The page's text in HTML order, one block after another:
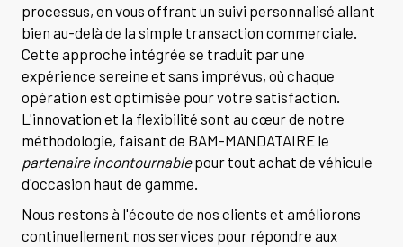
processus, en vous offrant un suivi personnalisé allant
bien au-delà de la simple transaction commerciale.
Cette approche intégrée se traduit par une
expérience sereine et sans imprévus, où chaque
opération est optimisée pour votre satisfaction.
L'innovation et la flexibilité sont au cœur de notre
méthodologie, faisant de BAM-MANDATAIRE le
partenaire incontournablepour tout achat de véhicule
d'occasion haut de gamme.
Nous restons à l'écoute de nos clients et améliorons
continuellement nos services pour répondre aux